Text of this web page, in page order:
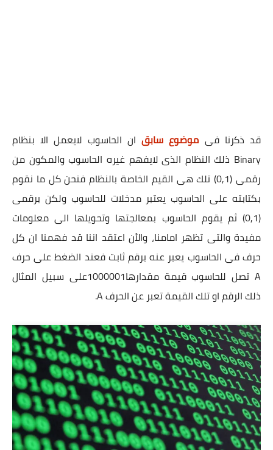
قد ذكرنا فى موضوع سابقان الحاسوب لايعمل الا بنظام
Binary ذلك النظام الذى لايفهم غيره الحاسوب والمكون من
رقمى (0,1) تلك هى القيم الخاصة بالنظام فنحن كل ما نقوم
بكتابته على الحاسوب يعتبر مدخلات للحاسوب ولكن برقمى
(0,1) ثم يقوم الحاسوب بمعالجتها وتحويلها الى معلومات
مفيدة والتى تظهر امامنا، والأن اعتقد اننا قد فهمنا ان كل
حرف فى الحاسوب يعبر عنه برقم ثابت فعند الضغط على حرف
A تصل للحاسوب قيمة مقدارها1000001على سبيل المثال
ذلك الرقم او تلك القيمة تعبر عن الحرف A.